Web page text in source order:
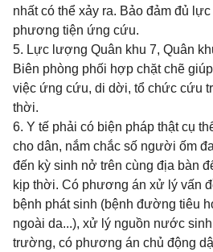
nhất có thể xảy ra. Bảo đảm đủ
phương tiện ứng cứu.
5. Lực lượng Quân khu 7, Quân
Biên phòng phối hợp chặt chẽ
việc ứng cứu, di dời, tổ chức cứu
thời.
6. Y tế phải có biện pháp thật cụ
cho dân, nắm chắc số người ốm
đến kỳ sinh nở trên cùng địa bàn
kịp thời. Có phương án xử lý vấn
bệnh phát sinh (bệnh đường tiêu
ngoài da...), xử lý nguồn nước
trường, có phương án chủ động